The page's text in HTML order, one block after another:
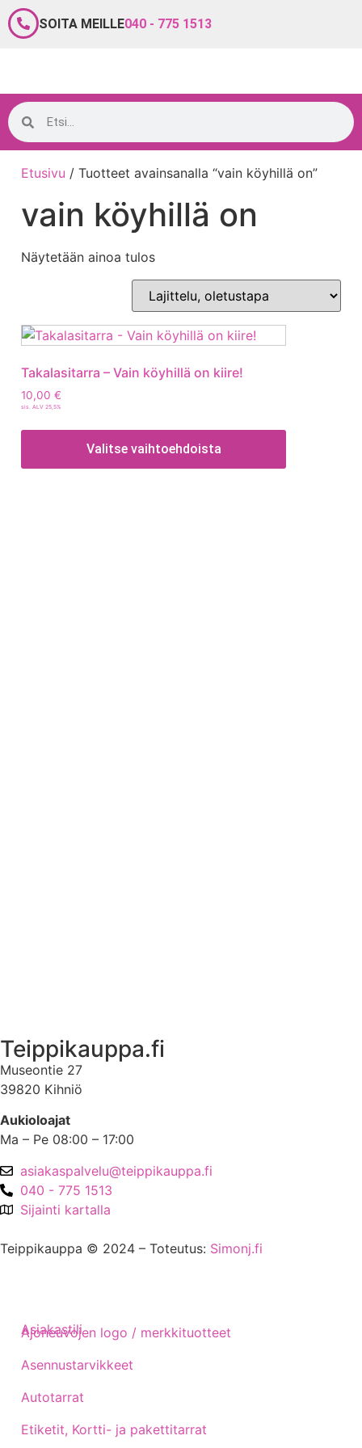
SOITA MEILLE040 - 775 1513
Etusivu / Tuotteet avainsanalla “vain köyhillä on”
vain köyhillä on
Näytetään ainoa tulos
Takalasitarra – Vain köyhillä on kiire!
10,00 €
sis. ALV 25,5%
Valitse vaihtoehdoista
Teippikauppa.fi
Museontie 27
39820 Kihniö
Aukioloajat
Ma – Pe 08:00 – 17:00
asiakaspalvelu@teippikauppa.fi
040 - 775 1513
Sijainti kartalla
Teippikauppa © 2024 – Toteutus: Simonj.fi
Ajoneuvojen logo / merkkituotteet
Asennustarvikkeet
Autotarrat
Etiketit, Kortti- ja pakettitarrat
Asiakastili